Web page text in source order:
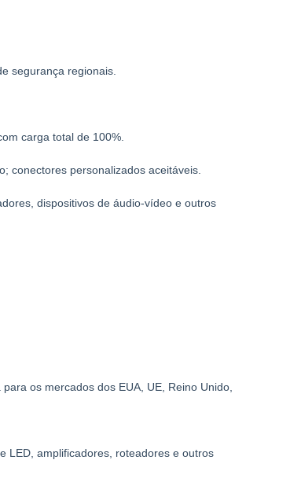
segurança regionais.
carga total de 100%.
conectores personalizados aceitáveis.
dispositivos de áudio-vídeo e outros
os mercados dos EUA, UE, Reino Unido,
LED, amplificadores, roteadores e outros